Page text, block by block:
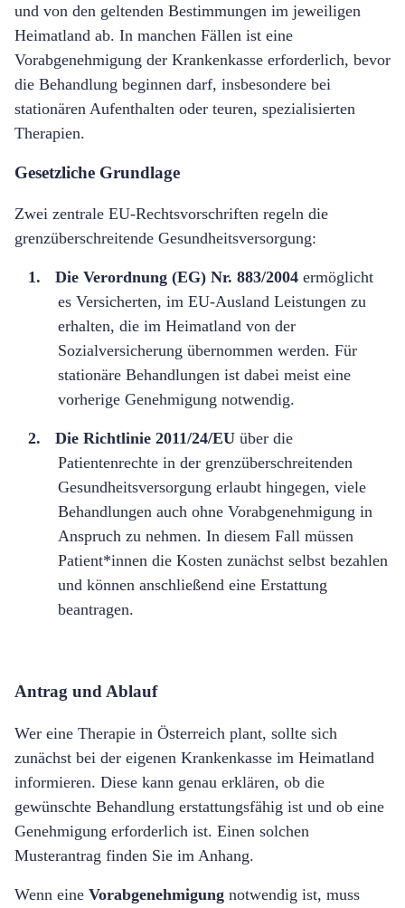
und von den geltenden Bestimmungen im jeweiligen
Heimatland ab. In manchen Fällen ist eine
Vorabgenehmigung der Krankenkasse erforderlich, bevor
die Behandlung beginnen darf, insbesondere bei
stationären Aufenthalten oder teuren, spezialisierten
Therapien.
Gesetzliche Grundlage
Zwei zentrale EU-Rechtsvorschriften regeln die
grenzüberschreitende Gesundheitsversorgung:
1. Die Verordnung (EG) Nr. 883/2004ermöglicht
es Versicherten, im EU-Ausland Leistungen zu
erhalten, die im Heimatland von der
Sozialversicherung übernommen werden. Für
stationäre Behandlungen ist dabei meist eine
vorherige Genehmigung notwendig.
2. Die Richtlinie 2011/24/EUüber die
Patientenrechte in der grenzüberschreitenden
Gesundheitsversorgung erlaubt hingegen, viele
Behandlungen auch ohne Vorabgenehmigung in
Anspruch zu nehmen. In diesem Fall müssen
Patient*innen die Kosten zunächst selbst bezahlen
und können anschließend eine Erstattung
beantragen.
Antrag und Ablauf
Wer eine Therapie in Österreich plant, sollte sich
zunächst bei der eigenen Krankenkasse im Heimatland
informieren. Diese kann genau erklären, ob die
gewünschte Behandlung erstattungsfähig ist und ob eine
Genehmigung erforderlich ist. Einen solchen
Musterantrag finden Sie im Anhang.
Wenn eine Vorabgenehmigung notwendig ist, muss